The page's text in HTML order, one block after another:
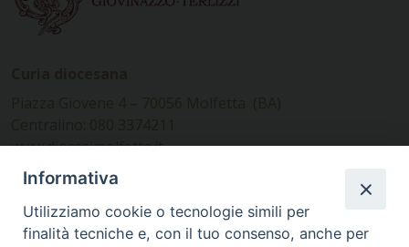
www.diocesimolfetta.it –
diocesimolfetta@pec.chiesacattolica.it
Ufficio Comunicazioni sociali
Informativa
Utilizziamo cookie o tecnologie simili per
finalità tecniche e, con il tuo consenso, anche per